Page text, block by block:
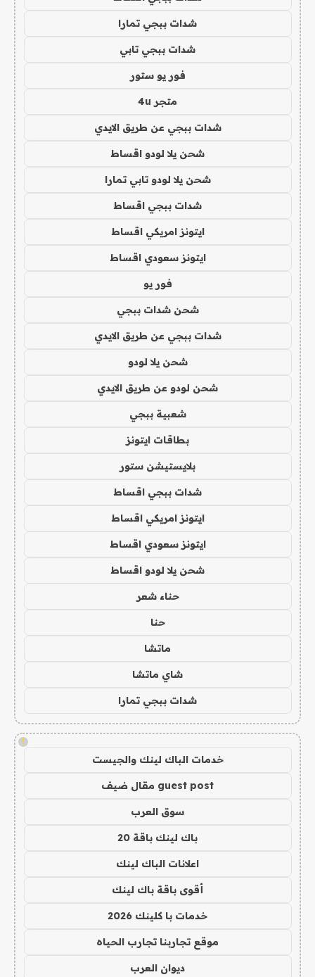
شدات ببجي تمارا
شدات ببجي تابي
فور يو ستور
متجر 4u
شدات ببجي عن طريق الايدي
شحن يلا لودو اقساط
شحن يلا لودو تابي تمارا
شدات ببجي اقساط
ايتونز امريكي اقساط
ايتونز سعودي اقساط
فور يو
شحن شدات ببجي
شدات ببجي عن طريق الايدي
شحن يلا لودو
شحن لودو عن طريق الايدي
شعبية ببجي
بطاقات ايتونز
بلايستيشن ستور
شدات ببجي اقساط
ايتونز امريكي اقساط
ايتونز سعودي اقساط
شحن يلا لودو اقساط
حناء شعر
حنا
ماتشا
شاي ماتشا
شدات ببجي تمارا
!
خدمات الباك لينك والجيست
guest post مقال ضيف
سوق العرب
باك لينك باقة 20
اعلانات الباك لينك
أقوى باقة باك لينك
خدمات با كلينك 2026
موقع تجاربنا تجارب الحياه
ديوان العرب